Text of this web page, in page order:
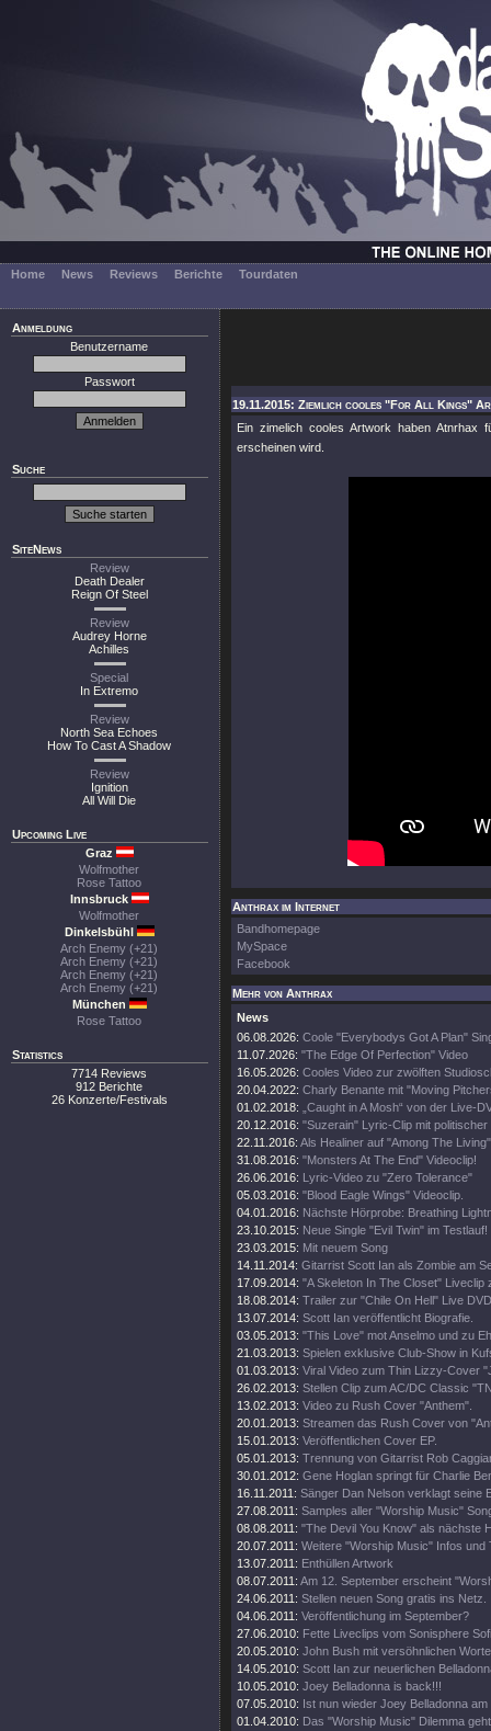
Home News Reviews Berichte Tourdaten
Anmeldung
Benutzername
Passwort
Suche
SiteNews
Review
Death Dealer
Reign Of Steel
Review
Audrey Horne
Achilles
Special
In Extremo
Review
North Sea Echoes
How To Cast A Shadow
Review
Ignition
All Will Die
Upcoming Live
Graz
Wolfmother
Rose Tattoo
Innsbruck
Wolfmother
Dinkelsbühl
Arch Enemy (+21)
Arch Enemy (+21)
Arch Enemy (+21)
Arch Enemy (+21)
München
Rose Tattoo
Statistics
7714 Reviews
912 Berichte
26 Konzerte/Festivals
19.11.2015: Ziemlich cooles "For All Kings"
Ein zimelich cooles Artwork haben Atnrhax
erscheinen wird.
Anthrax im Internet
Bandhomepage
MySpace
Facebook
Mehr von Anthrax
News
06.08.2026: Coole "Everybodys Got A Plan"
11.07.2026: "The Edge Of Perfection" Video
16.05.2026: Cooles Video zur zwölften
20.04.2022: Charly Benante mit "Moving
01.02.2018:
„Caught in A Mosh“ von der Live-
20.12.2016: "Suzerain" Lyric-Clip mit
22.11.2016: Als Healiner auf "Among The
31.08.2016: "Monsters At The End" Videoclip!
26.06.2016: Lyric-Video zu "Zero Tolerance"
05.03.2016: "Blood Eagle Wings" Videoclip.
04.01.2016: Nächste Hörprobe: Breathing
23.10.2015: Neue Single "Evil Twin" im Testlauf!
23.03.2015: Mit neuem Song
14.11.2014: Gitarrist Scott Ian als Zombie am
17.09.2014: "A Skeleton In The Closet" Liveclip
18.08.2014: Trailer zur "Chile On Hell" Live
13.07.2014: Scott Ian veröffentlicht Biografie.
03.05.2013: "This Love" mot Anselmo und zu
21.03.2013: Spielen exklusive Club-Show in
01.03.2013: Viral Video zum Thin Lizzy-Cover
26.02.2013: Stellen Clip zum AC/DC Classic
13.02.2013: Video zu Rush Cover "Anthem".
20.01.2013: Streamen das Rush Cover von
15.01.2013: Veröffentlichen Cover EP.
05.01.2013: Trennung von Gitarrist Rob
30.01.2012: Gene Hoglan springt für Charlie
16.11.2011: Sänger Dan Nelson verklagt seine
27.08.2011: Samples aller "Worship Music"
08.08.2011: "The Devil You Know" als nächste
20.07.2011: Weitere "Worship Music" Infos und
13.07.2011: Enthüllen Artwork
08.07.2011: Am 12. September erscheint
24.06.2011: Stellen neuen Song gratis ins Netz.
04.06.2011: Veröffentlichung im September?
27.06.2010: Fette Liveclips vom Sonisphere
20.05.2010: John Bush mit versöhnlichen
14.05.2010: Scott Ian zur neuerlichen
10.05.2010: Joey Belladonna is back!!!
07.05.2010: Ist nun wieder Joey Belladonna
01.04.2010: Das "Worship Music" Dilemma